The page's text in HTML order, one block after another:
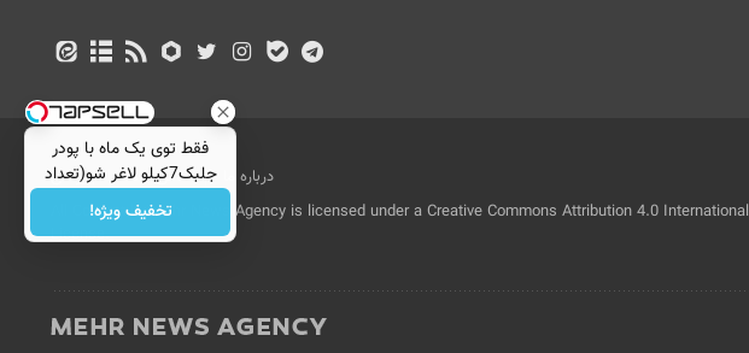
درباره ما تماس با ما
بازرگانی
All Content by Mehr News Agency is licensed under a Creative Commons Attribution 4.0 International
License.
فقط توی یک ماه با پودر
جلبک7کیلو لاغر شو(تعداد
محدود)
تخفیف ویژه!